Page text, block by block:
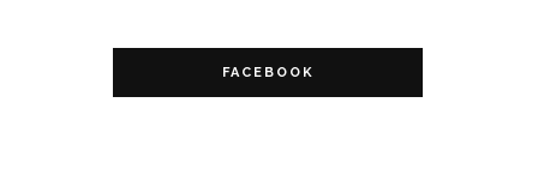
FACEBOOK